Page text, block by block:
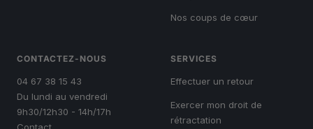
Nos coups de cœur
CONTACTEZ-NOUS
04 67 38 15 43
Du lundi au vendredi
9h30/12h30 - 14h/17h
SERVICES
Effectuer un retour
Exercer mon droit de
rétractation